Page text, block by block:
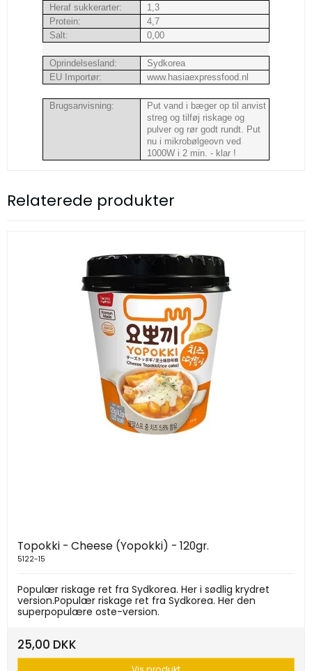
Heraf sukkerarter:
1,3
Protein:
4,7
Salt:
0,00
Oprindelsesland:
Sydkorea
EU Importør:
www.hasiaexpressfood.nl
Brugsanvisning:
Put vand i bæger op til anvist
streg og tilføj riskage og
pulver og rør godt rundt. Put
nu i mikrobølgeovn ved
1000W i 2 min. - klar !
Relaterede produkter
Topokki - Cheese (Yopokki) - 120gr.
5122-15
Populær riskage ret fra Sydkorea. Her i sødlig krydret
version.Populær riskage ret fra Sydkorea. Her den
superpopulære oste-version.
25,00 DKK